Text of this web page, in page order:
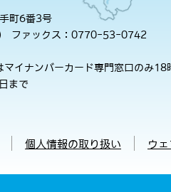
町6番3号
) ファックス：0770-53-0742
イナンバーカード専門窓口のみ18
まで
個人情報の取り扱い ウ